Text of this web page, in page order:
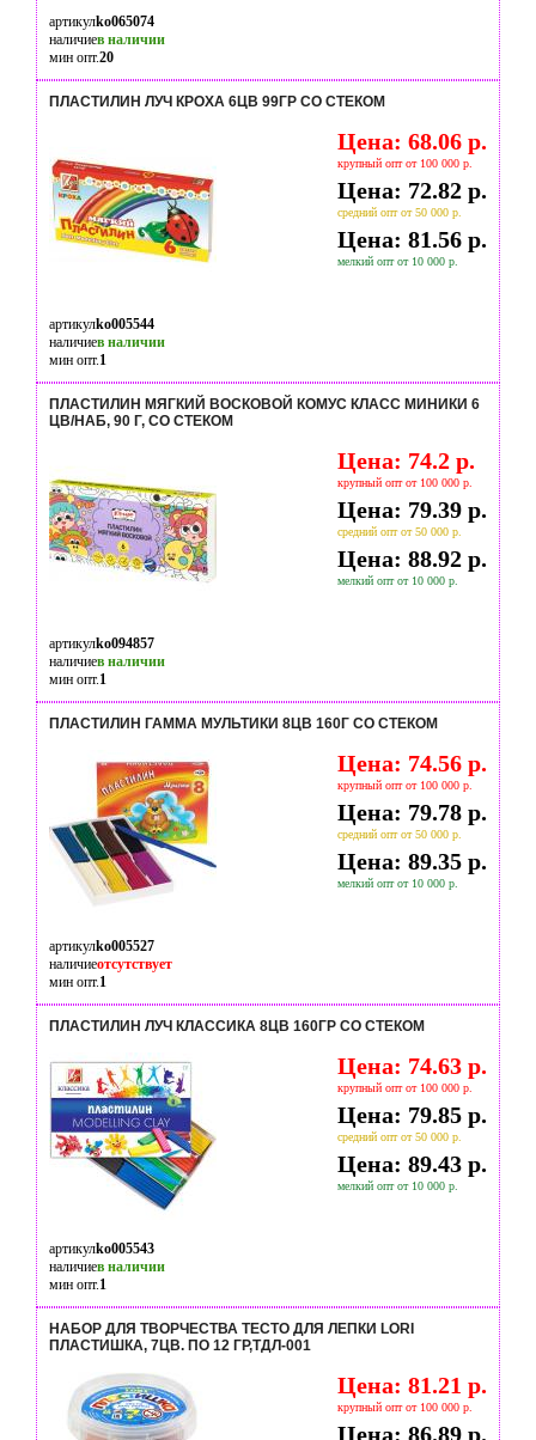
артикулko065074
наличиев наличии
мин опт.20
ПЛАСТИЛИН ЛУЧ КРОХА 6ЦВ 99ГР СО СТЕКОМ
Цена: 68.06 р.
крупный опт от 100 000 р.
Цена: 72.82 р.
средний опт от 50 000 р.
Цена: 81.56 р.
мелкий опт от 10 000 р.
артикулko005544
наличиев наличии
мин опт.1
ПЛАСТИЛИН МЯГКИЙ ВОСКОВОЙ КОМУС КЛАСС МИНИКИ 6
ЦВ/НАБ, 90 Г, СО СТЕКОМ
Цена: 74.2 р.
крупный опт от 100 000 р.
Цена: 79.39 р.
средний опт от 50 000 р.
Цена: 88.92 р.
мелкий опт от 10 000 р.
артикулko094857
наличиев наличии
мин опт.1
ПЛАСТИЛИН ГАММА МУЛЬТИКИ 8ЦВ 160Г СО СТЕКОМ
Цена: 74.56 р.
крупный опт от 100 000 р.
Цена: 79.78 р.
средний опт от 50 000 р.
Цена: 89.35 р.
мелкий опт от 10 000 р.
артикулko005527
наличиеотсутствует
мин опт.1
ПЛАСТИЛИН ЛУЧ КЛАССИКА 8ЦВ 160ГР СО СТЕКОМ
Цена: 74.63 р.
крупный опт от 100 000 р.
Цена: 79.85 р.
средний опт от 50 000 р.
Цена: 89.43 р.
мелкий опт от 10 000 р.
артикулko005543
наличиев наличии
мин опт.1
НАБОР ДЛЯ ТВОРЧЕСТВА ТЕСТО ДЛЯ ЛЕПКИ LORI
ПЛАСТИШКА, 7ЦВ. ПО 12 ГР,ТДЛ-001
Цена: 81.21 р.
крупный опт от 100 000 р.
Цена: 86.89 р.